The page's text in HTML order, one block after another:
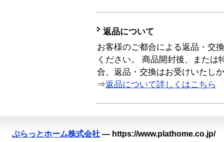
返品について
お客様のご都合による返品・交
ください。 商品開封後、または
合、返品・交換はお受けいたし
⇒返品について詳しくはこちら
ぷらっとホーム株式会社 — https://www.plathome.co.jp/